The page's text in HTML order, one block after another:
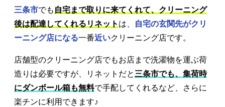
三条市でも 自宅まで取りに来てくれて、クリーニング
後は配達してくれるリネット は、
自宅の玄関先がクリ
ーニング店になる一番近いクリーニング店です。
店舗型のクリーニング店でもお店まで洗濯物を運ぶ荷
造りは必要ですが、リネットだと 三条市でも、集荷時
にダンボール箱も無料で手配してくれるなど、さらに
楽チンに利用できます♪